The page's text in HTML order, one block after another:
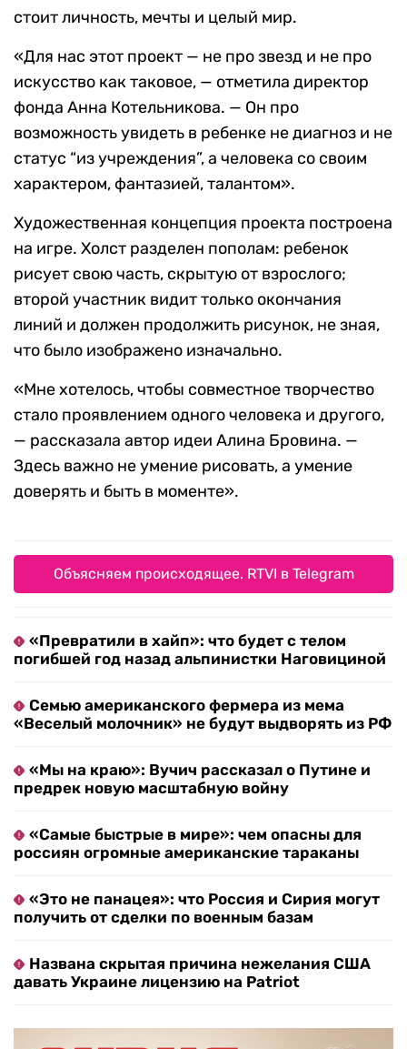
стоит личность, мечты и целый мир.
«Для нас этот проект — не про звезд и не про
искусство как таковое, — отметила директор
фонда Анна Котельникова. — Он про
возможность увидеть в ребенке не диагноз и не
статус “из учреждения”, а человека со своим
характером, фантазией, талантом».
Художественная концепция проекта построена
на игре. Холст разделен пополам: ребенок
рисует свою часть, скрытую от взрослого;
второй участник видит только окончания
линий и должен продолжить рисунок, не зная,
что было изображено изначально.
«Мне хотелось, чтобы совместное творчество
стало проявлением одного человека и другого,
— рассказала автор идеи Алина Бровина. —
Здесь важно не умение рисовать, а умение
доверять и быть в моменте».
Объясняем происходящее. RTVI в Telegram
«Превратили в хайп»: что будет с телом
погибшей год назад альпинистки Наговициной
Семью американского фермера из мема
«Веселый молочник» не будут выдворять из РФ
«Мы на краю»: Вучич рассказал о Путине и
предрек новую масштабную войну
«Самые быстрые в мире»: чем опасны для
россиян огромные американские тараканы
«Это не панацея»: что Россия и Сирия могут
получить от сделки по военным базам
Названа скрытая причина нежелания США
давать Украине лицензию на Patriot